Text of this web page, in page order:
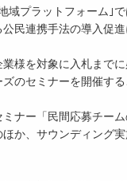
域プラットフォーム｣
民連携手法の導入促
様を対象に入札まで
のセミナーを開催す
ナー「民間応募チー
か、サウンディング